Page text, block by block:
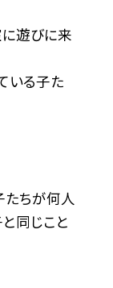
遊びに来
いる子た
たちが何人
同じこと